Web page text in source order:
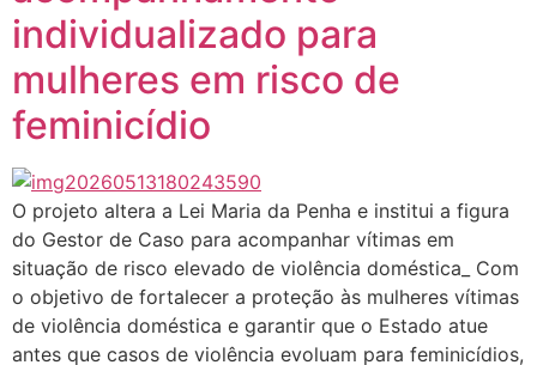
individualizado para
mulheres em risco de
feminicídio
O projeto altera a Lei Maria da Penha e institui a figura
do Gestor de Caso para acompanhar vítimas em
situação de risco elevado de violência doméstica_ Com
o objetivo de fortalecer a proteção às mulheres vítimas
de violência doméstica e garantir que o Estado atue
antes que casos de violência evoluam para feminicídios,